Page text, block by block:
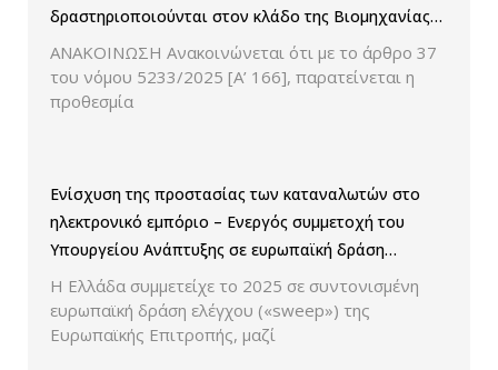
δραστηριοποιούνται στον κλάδο της Βιομηχανίας
Παραγωγής και Εμπορίας Φαρμάκων
ΑΝΑΚΟΙΝΩΣΗ Ανακοινώνεται ότι με το άρθρο 37
του νόμου 5233/2025 [Α’ 166], παρατείνεται η
προθεσμία
Ενίσχυση της προστασίας των καταναλωτών στο
ηλεκτρονικό εμπόριο – Ενεργός συμμετοχή του
Υπουργείου Ανάπτυξης σε ευρωπαϊκή δράση
ελέγχου παρουσίασης των τιμών και των
εκπτώσεων.
Η Ελλάδα συμμετείχε το 2025 σε συντονισμένη
ευρωπαϊκή δράση ελέγχου («sweep») της
Ευρωπαϊκής Επιτροπής, μαζί